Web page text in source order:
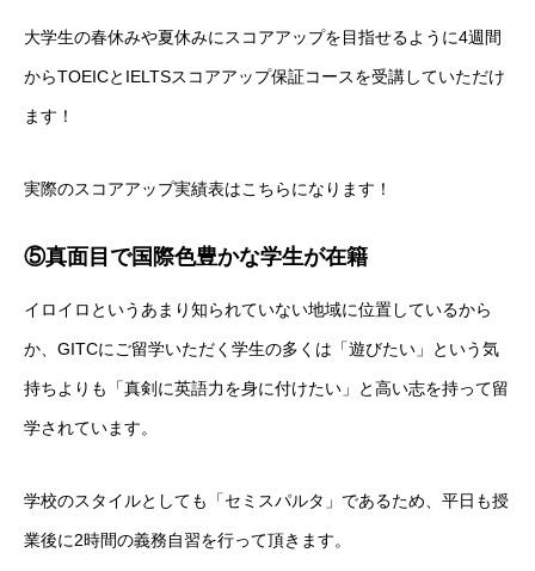
大学生の春休みや夏休みにスコアアップを目指せるように4週間
からTOEICとIELTSスコアアップ保証コースを受講していただけ
ます！
実際のスコアアップ実績表はこちらになります！
⑤真面目で国際色豊かな学生が在籍
イロイロというあまり知られていない地域に位置しているから
か、GITCにご留学いただく学生の多くは「遊びたい」という気
持ちよりも「真剣に英語力を身に付けたい」と高い志を持って留
学されています。
学校のスタイルとしても「セミスパルタ」であるため、平日も授
業後に2時間の義務自習を行って頂きます。